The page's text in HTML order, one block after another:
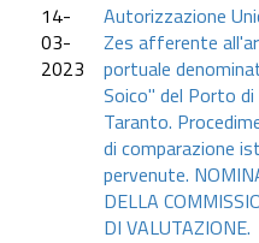
14-
03-
2023
Autorizzazione
Zes afferente
portuale
Soico" del Porto di
Taranto.
di comparazione
pervenute.
DELLA
DI VALUTAZIONE.